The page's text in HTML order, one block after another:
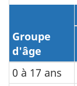
Groupe
d'âge
0 à 17 ans